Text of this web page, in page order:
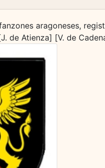
aragoneses,
de Atienza] [V. de